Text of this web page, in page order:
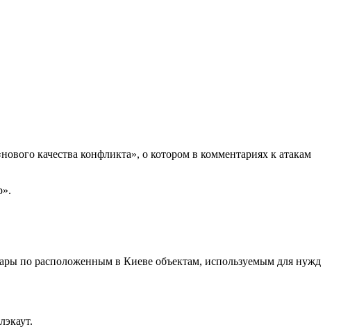
качества конфликта», о котором в комментариях к атакам
по расположенным в Киеве объектам, используемым для нужд